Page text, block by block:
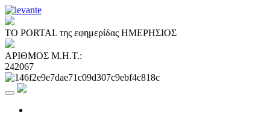
ΤΟ PORTAL της εφημερίδας ΗΜΕΡΗΣΙΟΣ
ΑΡΙΘΜΟΣ Μ.Η.Τ.:
242067